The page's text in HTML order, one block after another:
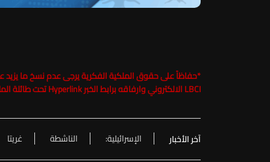
*
LBCI الالكتروني وارفاقه برابط الخبر Hyperlink تحت طائلة الملاحقة القانونية
آخر الأخبار الإسرائيلية: الناشطة غريتا